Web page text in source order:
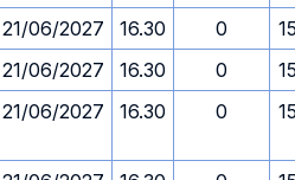
21/06/2027 16.30 0
21/06/2027 16.30 0
21/06/2027 16.30 0